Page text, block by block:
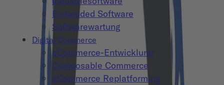
Embedded Software
Softwarewartung
Digital Commerce
eCommerce-Entwicklung
Composable Commerce
eCommerce Replatforming